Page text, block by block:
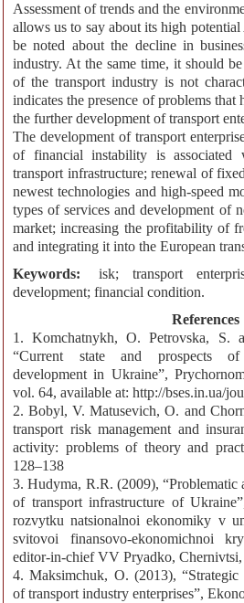
Assessment of trends and the
allows us to say about its high
be noted about the decline in
industry. At the same time, it should
of the transport industry is not
indicates the presence of problems that
the further development of transport
The development of transport
of financial instability is associated
transport infrastructure; renewal of
newest technologies and high-speed
types of services and development of
market; increasing the profitability of
and integrating it into the European
Keywords:
isk; transport
development; financial condition.
References
1. Komchatnykh, O. Petrovska, S.
“Current state and prospects of
development in Ukraine”,
vol. 64, available at: http://bses.in.ua/
2. Bobyl, V. Matusevich, O. and
transport risk management and
activity: problems of theory and
128–138
3. Hudyma, R.R. (2009), “Problematic
of transport infrastructure of
rozvytku natsionalnoi ekonomiky v
svitovoi finansovo-ekonomichnoi
editor-in-chief VV Pryadko,
4. Maksimchuk, O. (2013),
of transport industry enterprises”,